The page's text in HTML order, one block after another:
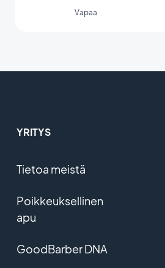
Vapaa
YRITYS
Tietoa meistä
Poikkeuksellinen
apu
GoodBarber DNA